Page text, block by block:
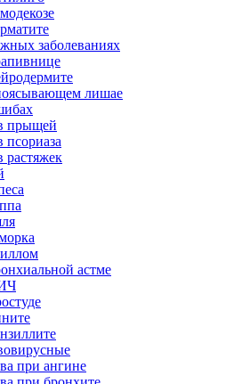
заболеваниях
лишае
прыщей
псориаза
растяжек
астме
при ангине